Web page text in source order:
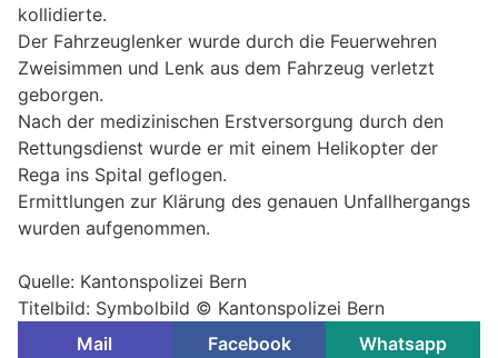
kollidierte.
Der Fahrzeuglenker wurde durch die Feuerwehren
Zweisimmen und Lenk aus dem Fahrzeug verletzt
geborgen.
Nach der medizinischen Erstversorgung durch den
Rettungsdienst wurde er mit einem Helikopter der
Rega ins Spital geflogen.
Ermittlungen zur Klärung des genauen Unfallhergangs
wurden aufgenommen.
Quelle: Kantonspolizei Bern
Titelbild: Symbolbild © Kantonspolizei Bern
Mail
Facebook Whatsapp